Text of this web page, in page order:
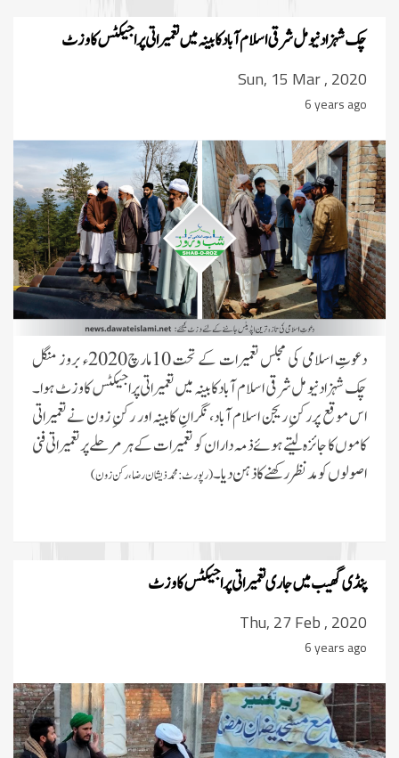
چک شہزاد نیو مل شرقی اسلام آباد کابینہ میں تعمیراتی پراجیکٹس کا وزٹ
Sun, 15 Mar , 2020
6 years ago
دعوتِ اسلامی کی مجلس تعمیرات کے تحت 10مارچ2020ء بروز منگل
چک شہزاد نیو مل شرقی اسلام آباد کابینہ میں تعمیراتی پراجیکٹس کا وزٹ ہوا۔
اس موقع پررکنِ ریجن اسلام آباد، نگرانِ کابینہ اور رکنِ زون نے تعمیراتی
کاموں کا جائزہ لیتے ہوئے ذمہ داران کو تعمیرات کے ہر مرحلے پر تعمیراتی فنی
اصولوں کو مد نظر رکھنے کا ذہن دیا۔(رپورٹ:محمد ذیشان رضا، رکن زون )
پنڈی گھیب میں جاری تعمیراتی پراجیکٹس کا وزٹ
Thu, 27 Feb , 2020
6 years ago